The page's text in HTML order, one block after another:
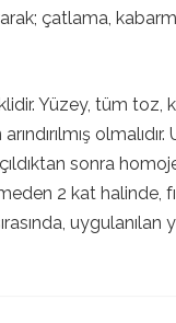
çatlama,
Yüzey, tüm toz,
sonra
2 kat halinde,
uygulanılan